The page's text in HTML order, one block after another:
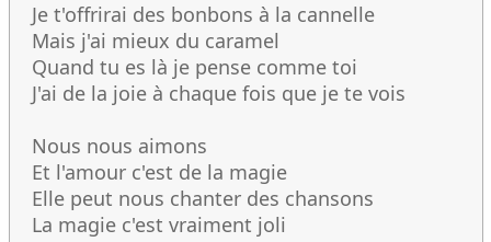
Je t'offrirai des bonbons à la cannelle
Mais j'ai mieux du caramel
Quand tu es là je pense comme toi
J'ai de la joie à chaque fois que je te vois
Nous nous aimons
Et l'amour c'est de la magie
Elle peut nous chanter des chansons
La magie c'est vraiment joli